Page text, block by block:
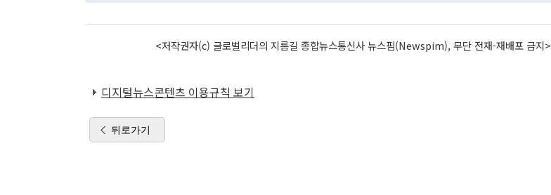
<저작권자(c) 글로벌리더의 지름길 종합뉴스통신사 뉴스핌(Newspim), 무단 전재-재배포 금지>
디지털뉴스콘텐츠 이용규칙 보기
뒤로가기